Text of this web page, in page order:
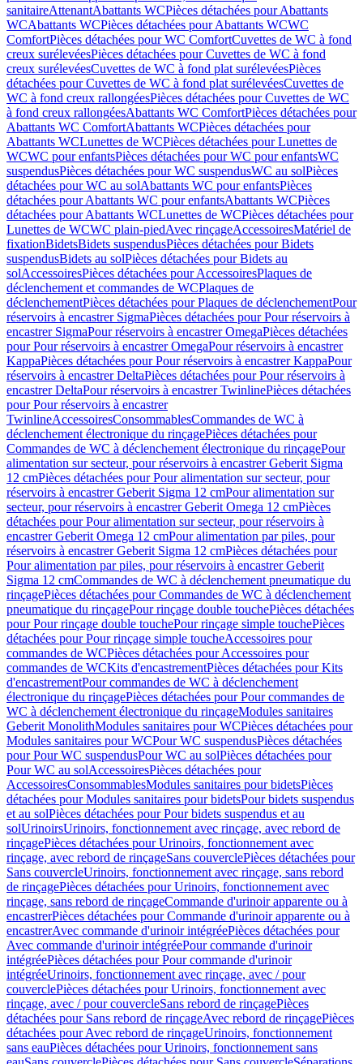
sanitaireAttenantAbattants WCPièces détachées pour Abattants
WCAbattants WCPièces détachées pour Abattants WCWC
ComfortPièces détachées pour WC ComfortCuvettes de WC à fond
creux surélevéesPièces détachées pour Cuvettes de WC à fond
creux surélevéesCuvettes de WC à fond plat surélevéesPièces
détachées pour Cuvettes de WC à fond plat surélevéesCuvettes de
WC à fond creux rallongéesPièces détachées pour Cuvettes de WC
à fond creux rallongéesAbattants WC ComfortPièces détachées pour
Abattants WC ComfortAbattants WCPièces détachées pour
Abattants WCLunettes de WCPièces détachées pour Lunettes de
WCWC pour enfantsPièces détachées pour WC pour enfantsWC
suspendusPièces détachées pour WC suspendusWC au solPièces
détachées pour WC au solAbattants WC pour enfantsPièces
détachées pour Abattants WC pour enfantsAbattants WCPièces
détachées pour Abattants WCLunettes de WCPièces détachées pour
Lunettes de WCWC plain-piedAvec rinçageAccessoiresMatériel de
fixationBidetsBidets suspendusPièces détachées pour Bidets
suspendusBidets au solPièces détachées pour Bidets au
solAccessoiresPièces détachées pour AccessoiresPlaques de
déclenchement et commandes de WCPlaques de
déclenchementPièces détachées pour Plaques de déclenchementPour
réservoirs à encastrer SigmaPièces détachées pour Pour réservoirs à
encastrer SigmaPour réservoirs à encastrer OmegaPièces détachées
pour Pour réservoirs à encastrer OmegaPour réservoirs à encastrer
KappaPièces détachées pour Pour réservoirs à encastrer KappaPour
réservoirs à encastrer DeltaPièces détachées pour Pour réservoirs à
encastrer DeltaPour réservoirs à encastrer TwinlinePièces détachées
pour Pour réservoirs à encastrer
TwinlineAccessoiresConsommablesCommandes de WC à
déclenchement électronique du rinçagePièces détachées pour
Commandes de WC à déclenchement électronique du rinçagePour
alimentation sur secteur, pour réservoirs à encastrer Geberit Sigma
12 cmPièces détachées pour Pour alimentation sur secteur, pour
réservoirs à encastrer Geberit Sigma 12 cmPour alimentation sur
secteur, pour réservoirs à encastrer Geberit Omega 12 cmPièces
détachées pour Pour alimentation sur secteur, pour réservoirs à
encastrer Geberit Omega 12 cmPour alimentation par piles, pour
réservoirs à encastrer Geberit Sigma 12 cmPièces détachées pour
Pour alimentation par piles, pour réservoirs à encastrer Geberit
Sigma 12 cmCommandes de WC à déclenchement pneumatique du
rinçagePièces détachées pour Commandes de WC à déclenchement
pneumatique du rinçagePour rinçage double touchePièces détachées
pour Pour rinçage double touchePour rinçage simple touchePièces
détachées pour Pour rinçage simple toucheAccessoires pour
commandes de WCPièces détachées pour Accessoires pour
commandes de WCKits d'encastrementPièces détachées pour Kits
d'encastrementPour commandes de WC à déclenchement
électronique du rinçagePièces détachées pour Pour commandes de
WC à déclenchement électronique du rinçageModules sanitaires
Geberit MonolithModules sanitaires pour WCPièces détachées pour
Modules sanitaires pour WCPour WC suspendusPièces détachées
pour Pour WC suspendusPour WC au solPièces détachées pour
Pour WC au solAccessoiresPièces détachées pour
AccessoiresConsommablesModules sanitaires pour bidetsPièces
détachées pour Modules sanitaires pour bidetsPour bidets suspendus
et au solPièces détachées pour Pour bidets suspendus et au
solUrinoirsUrinoirs, fonctionnement avec rinçage, avec rebord de
rinçagePièces détachées pour Urinoirs, fonctionnement avec
rinçage, avec rebord de rinçageSans couverclePièces détachées pour
Sans couvercleUrinoirs, fonctionnement avec rinçage, sans rebord
de rinçagePièces détachées pour Urinoirs, fonctionnement avec
rinçage, sans rebord de rinçageCommande d'urinoir apparente ou à
encastrerPièces détachées pour Commande d'urinoir apparente ou à
encastrerAvec commande d'urinoir intégréePièces détachées pour
Avec commande d'urinoir intégréePour commande d'urinoir
intégréePièces détachées pour Pour commande d'urinoir
intégréeUrinoirs, fonctionnement avec rinçage, avec / pour
couverclePièces détachées pour Urinoirs, fonctionnement avec
rinçage, avec / pour couvercleSans rebord de rinçagePièces
détachées pour Sans rebord de rinçageAvec rebord de rinçagePièces
détachées pour Avec rebord de rinçageUrinoirs, fonctionnement
sans eauPièces détachées pour Urinoirs, fonctionnement sans